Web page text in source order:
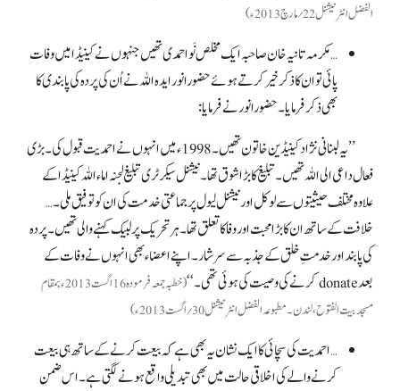
الفضل انٹرنیشنل 22؍مارچ 2013ء)
…مکرمہ تانیہ خان صاحبہ ایک مخلص نَواحمدی تھیں جنہوں نے کینیڈا میں وفات
پائی تو ان کا ذکرخیر کرتے ہوئے حضورانور ایدہ اللہ نے اُن کی پردہ کی پابندی کا
بھی ذکر فرمایا۔ حضورانور نے فرمایا:
’’یہ لبنانی نژاد کینیڈین خاتون تھیں۔ 1998ء میں انہوں نے احمدیت قبول کی۔ بڑی
فعال داعی الی اللہ تھیں۔ تبلیغ کا بڑا شوق تھا۔ نیشنل سیکرٹری تبلیغ لجنہ اماء اللہ کینیڈا کے
علاوہ مختلف حیثیتوں سے لوکل اور نیشنل لیول پر جماعتی خدمت کی ان کو توفیق ملی۔ …
خلافت کے ساتھ ان کا بڑا محبت اور وفا کا تعلق تھا۔ ہر تحریک پر لبیک کہنے والی تھیں۔ پردہ
کی پابند اور خدمتِ خلق کے جذبہ سے سرشار۔ اپنے اعضاء بھی انہوں نے وفات کے
بعد donate کرنے کی وصیت کی ہوئی تھی۔ ‘‘
(خطبہ جمعہ فرمودہ 16اگست 2013ء بمقام
مسجد بیت الفتوح، لندن۔ مطبوعہ الفضل انٹرنیشنل 30؍اگست 2013ء)
…احمدیت کی سچائی کا ایک نشان یہ بھی ہے کہ بیعت کرنے کے ساتھ ہی بیعت
کرنے والے کی اخلاقی حالت میں بھی تبدیلی واقع ہونے لگتی ہے۔ اس ضمن